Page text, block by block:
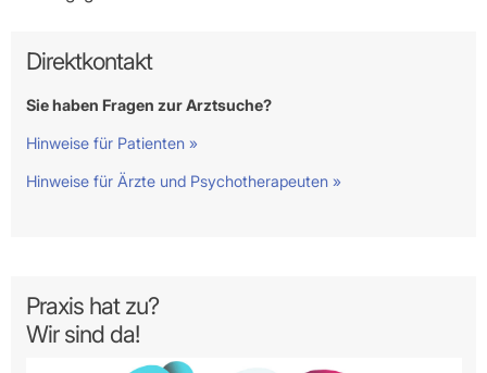
Direktkontakt
Sie haben Fragen zur Arztsuche?
Hinweise für Patienten »
Hinweise für Ärzte und Psychotherapeuten »
Praxis hat zu?
Wir sind da!